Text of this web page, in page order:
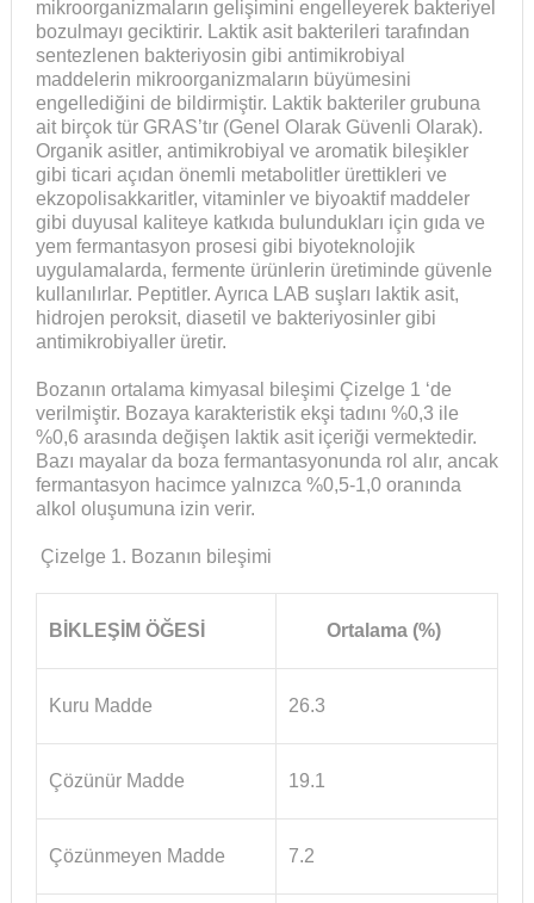
mikroorganizmaların gelişimini engelleyerek bakteriyel
bozulmayı geciktirir. Laktik asit bakterileri tarafından
sentezlenen bakteriyosin gibi antimikrobiyal
maddelerin mikroorganizmaların büyümesini
engellediğini de bildirmiştir. Laktik bakteriler grubuna
ait birçok tür GRAS’tır (Genel Olarak Güvenli Olarak).
Organik asitler, antimikrobiyal ve aromatik bileşikler
gibi ticari açıdan önemli metabolitler ürettikleri ve
ekzopolisakkaritler, vitaminler ve biyoaktif maddeler
gibi duyusal kaliteye katkıda bulundukları için gıda ve
yem fermantasyon prosesi gibi biyoteknolojik
uygulamalarda, fermente ürünlerin üretiminde güvenle
kullanılırlar. Peptitler. Ayrıca LAB suşları laktik asit,
hidrojen peroksit, diasetil ve bakteriyosinler gibi
antimikrobiyaller üretir.
Bozanın ortalama kimyasal bileşimi Çizelge 1 ‘de
verilmiştir. Bozaya karakteristik ekşi tadını %0,3 ile
%0,6 arasında değişen laktik asit içeriği vermektedir.
Bazı mayalar da boza fermantasyonunda rol alır, ancak
fermantasyon hacimce yalnızca %0,5-1,0 oranında
alkol oluşumuna izin verir.
​ Çizelge 1. Bozanın bileşimi
BİKLEŞİM ÖĞESİ Ortalama (%)
Kuru Madde 26.3
Çözünür Madde 19.1
Çözünmeyen Madde 7.2